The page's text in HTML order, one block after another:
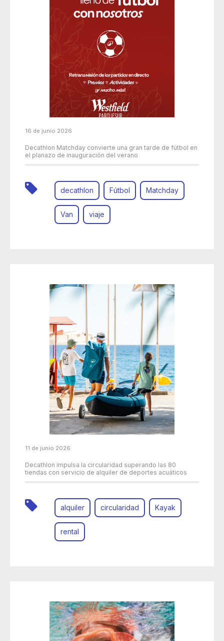
16 de junio 2026
Decathlon Matchday convierte una gran tarde de fútbol en
el planazo de inauguración del verano
decathlon Fútbol Matchday
Van viaje
11 de junio 2026
Decathlon impulsa la circularidad superando las 80
tiendas con servicio de alquiler de deportes acuáticos
alquiler circularidad Kayak
rental